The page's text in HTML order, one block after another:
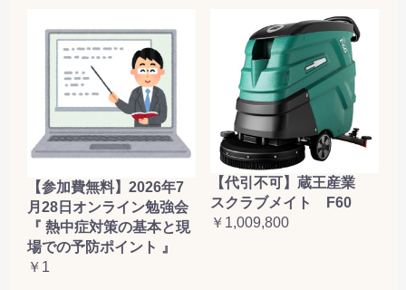
【参加費無料】2026年7
月28日オンライン勉強会
『 熱中症対策の基本と現
場での予防ポイント 』
￥1
【代引不可】蔵王産業
スクラブメイト F60
￥1,009,800